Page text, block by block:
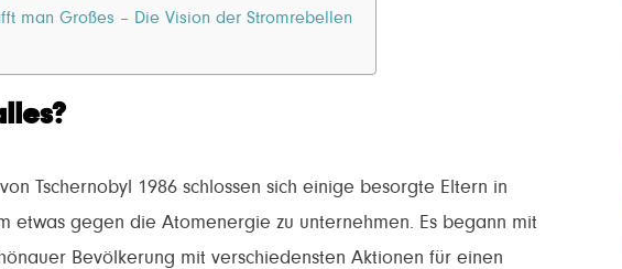
man Großes – Die Vision der Stromrebellen
Tschernobyl 1986 schlossen sich einige besorgte Eltern in
etwas gegen die Atomenergie zu unternehmen. Es begann mit
Bevölkerung mit verschiedensten Aktionen für einen